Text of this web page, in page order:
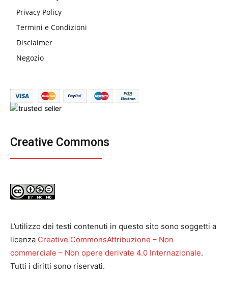
Privacy Policy
Termini e Condizioni
Disclaimer
Negozio
Creative Commons
L’utilizzo dei testi contenuti in questo sito sono soggetti a
licenza Creative CommonsAttribuzione – Non
commerciale – Non opere derivate 4.0 Internazionale.
Tutti i diritti sono riservati.